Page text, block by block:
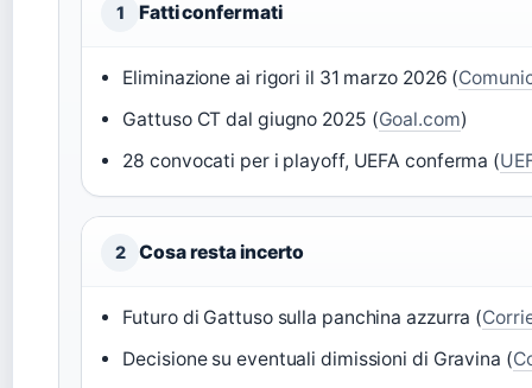
1 Fatti confermati
Eliminazione ai rigori il 31 marzo 2026 (
Gattuso CT dal giugno 2025 (Goal.com)
28 convocati per i playoff, UEFA conferma (
2 Cosa resta incerto
Futuro di Gattuso sulla panchina azzurra (
Decisione su eventuali dimissioni di Gravina (